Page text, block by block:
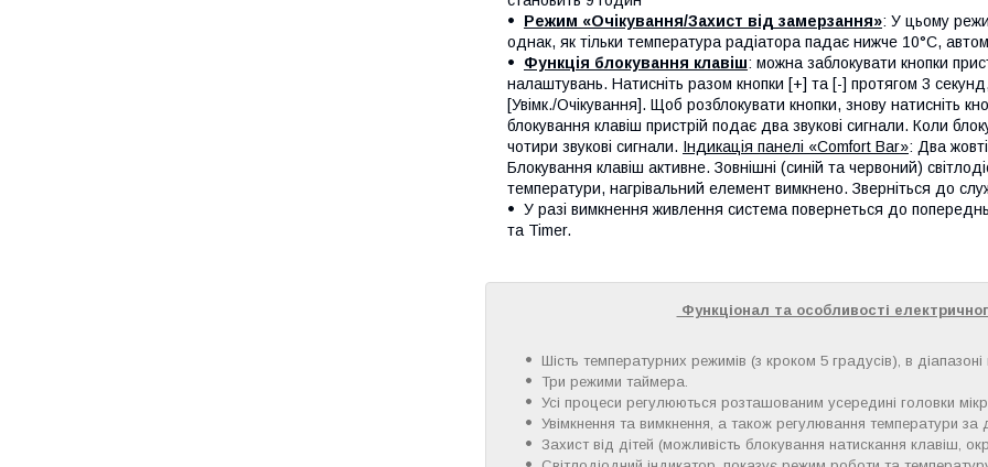
Режим «Очікування/Захист від замерзання»: У цьому
однак, як тільки температура радіатора падає нижче 10°C,
Функція блокування клавіш: можна заблокувати кнопки
налаштувань. Натисніть разом кнопки [+] та [-] протягом 3
[Увімк./Очікування]. Щоб розблокувати кнопки, знову натисніть
блокування клавіш пристрій подає два звукові сигнали. Коли
чотири звукові сигнали. Індикація панелі «Comfort Bar»: Два
Блокування клавіш активне. Зовнішні (синій та червоний)
температури, нагрівальний елемент вимкнено. Зверніться до
У разі вимкнення живлення система повернеться до
та Timer.
Функціонал та особливості
Шість температурних режимів (з кроком 5 градусів), в
Три режими таймера.
Усі процеси регулюються розташованим усередині головки
Увімкнення та вимкнення, а також регулювання температури за
Захист від дітей (можливість блокування натискання клавіш,